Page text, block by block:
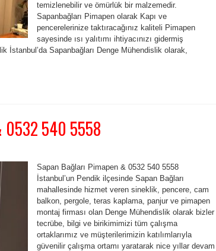
temizlenebilir ve ömürlük bir malzemedir.
Sapanbağları Pimapen olarak Kapı ve
pencerelerinize taktıracağınız kaliteli Pimapen
sayesinde ısı yalıtımı ihtiyacınızı gidermiş
İstanbul’da Sapanbağları Denge Mühendislik olarak,
0532 540 5558
Sapan Bağları Pimapen & 0532 540 5558
İstanbul’un Pendik ilçesinde Sapan Bağları
mahallesinde hizmet veren sineklik, pencere, cam
balkon, pergole, teras kaplama, panjur ve pimapen
montaj firması olan Denge Mühendislik olarak bizler
tecrübe, bilgi ve birikimimizi tüm çalışma
ortaklarımız ve müşterilerimizin katılımlarıyla
güvenilir çalışma ortamı yaratarak nice yıllar devam